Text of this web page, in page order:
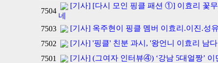
7504
[기사] [다시 모인 핑클 패션 ①] 이효리 꽃
네
7503
[기사] 옥주현이 핑클 멤버 이효리.이진.성
7502
[기사] '핑클' 친분 과시, '왕언니 이효리 남
7501
[기사] (그여자 인터뷰④) ‘강남 5대얼짱’